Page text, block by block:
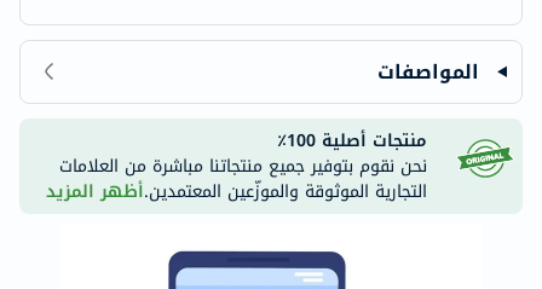
المواصفات
منتجات أصلية 100٪
نحن نقوم بتوفير جميع منتجاتنا مباشرة من العلامات
التجارية الموثوقة والموزّعين المعتمدين.أظهر المزيد